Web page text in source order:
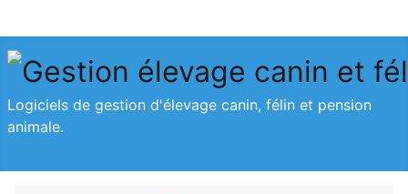
Logiciels de gestion d'élevage canin, félin et pension
animale.